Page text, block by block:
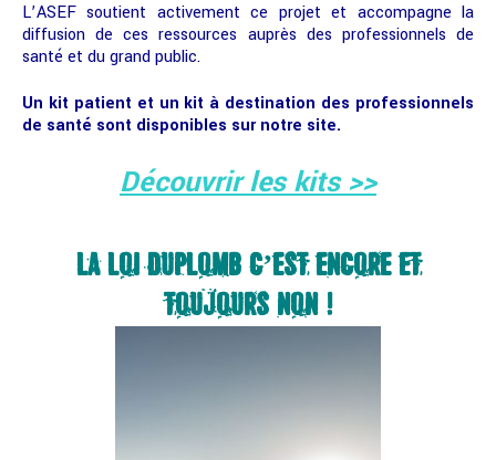
L’ASEF soutient activement ce projet et accompagne la
diffusion de ces ressources auprès des professionnels de
santé et du grand public.
Un kit patient et un kit à destination des professionnels
de santé sont disponibles sur notre site.
Découvrir les kits >>
LA LOI DUPLOMB C’EST ENCORE ET
TOUJOURS NON !